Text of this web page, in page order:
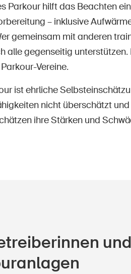
Parkour hilft das Beachten
– inklusive
gemeinsam mit anderen
alle gegenseitig
Vereine.
ist ehrliche
nicht überschätzt
ihre Stärken und